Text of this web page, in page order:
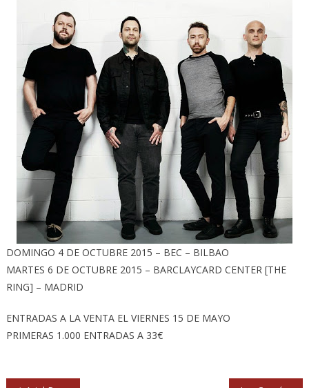
DOMINGO 4 DE OCTUBRE 2015 – BEC – BILBAO
MARTES 6 DE OCTUBRE 2015 – BARCLAYCARD CENTER [THE
RING] – MADRID
ENTRADAS A LA VENTA EL VIERNES 15 DE MAYO
PRIMERAS 1.000 ENTRADAS A 33€